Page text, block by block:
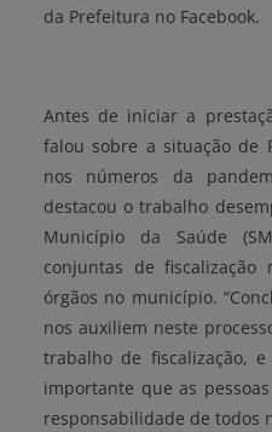
da Prefeitura no Facebook.
Antes de iniciar a
falou sobre a situação de
nos números da
destacou o trabalho
Município da Saúde
conjuntas de fiscalização
órgãos no município.
nos auxiliem neste
trabalho de fiscalização,
importante que as
responsabilidade de todos